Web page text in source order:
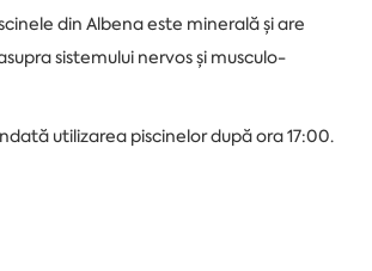
din Albena este minerală și are
sistemului nervos și musculo-
utilizarea piscinelor după ora 17:00.